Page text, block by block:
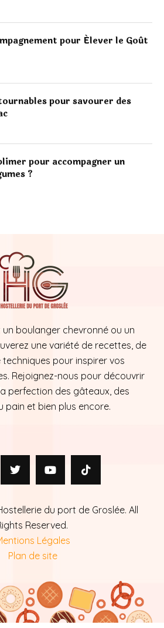
pour Élever le Goût
pour savourer des
pour accompagner un
?
un boulanger chevronné ou un
une variété de recettes, de
techniques pour inspirer vos
Rejoignez-nous pour découvrir
perfection des gâteaux, des
pain et bien plus encore.
du port de Groslée. All
Reserved.
Légales
Plan de site